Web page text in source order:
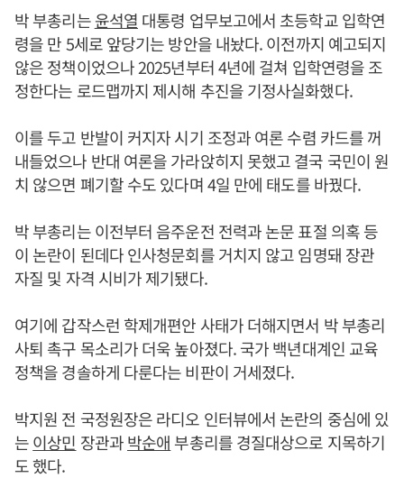
박 부총리는윤석열 대통령 업무보고에서 초등학교 입학연
령을 만 5세로 앞당기는 방안을 내놨다. 이전까지 예고되지
않은 정책이었으나 2025년부터 4년에 걸쳐 입학연령을 조
정한다는 로드맵까지 제시해 추진을 기정사실화했다.
이를 두고 반발이 커지자 시기 조정과 여론 수렴 카드를 꺼
내들었으나 반대 여론을 가라앉히지 못했고 결국 국민이 원
치 않으면 폐기할 수도 있다며 4일 만에 태도를 바꿨다.
박 부총리는 이전부터 음주운전 전력과 논문 표절 의혹 등
이 논란이 된데다 인사청문회를 거치지 않고 임명돼 장관
자질 및 자격 시비가 제기됐다.
여기에 갑작스런 학제개편안 사태가 더해지면서 박 부총리
사퇴 촉구 목소리가 더욱 높아졌다. 국가 백년대계인 교육
정책을 경솔하게 다룬다는 비판이 거세졌다.
박지원 전 국정원장은 라디오 인터뷰에서 논란의 중심에 있
는이상민 장관과박순애부총리를 경질대상으로 지목하기
도 했다.